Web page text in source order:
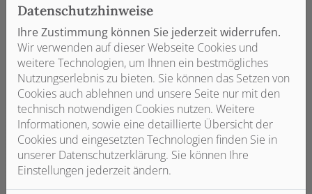
Sparen Sie sich in Zukunft den Ärger
über fehlende Steckdosen,
Lichtschalter, Leerrohre oder
Netzwerkverkabelungen. Matthies
Inauen Heizung Sanitär Haustechnik
GmbH übernimmt für Sie die Planung
Ihrer Elektroinstallationen.
Weiterlesen
Datenschutzhinweise
Ihre Zustimmung können Sie jederzeit widerrufen.
Wir verwenden auf dieser Webseite Cookies und
weitere Technologien, um Ihnen ein bestmögliches
Nutzungserlebnis zu bieten. Sie können das Setzen von
Cookies auch ablehnen und unsere Seite nur mit den
technisch notwendigen Cookies nutzen. Weitere
Informationen, sowie eine detaillierte Übersicht der
Cookies und eingesetzten Technologien finden Sie in
unserer Datenschutzerklärung. Sie können Ihre
Einstellungen jederzeit ändern.